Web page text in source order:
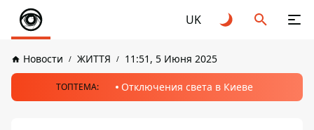
UK
Новости ЖИТТЯ 11:51, 5 Июня 2025
ТОПТЕМА: Отключения света в Киеве